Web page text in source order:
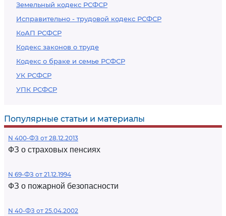
Земельный кодекс РСФСР
Исправительно - трудовой кодекс РСФСР
КоАП РСФСР
Кодекс законов о труде
Кодекс о браке и семье РСФСР
УК РСФСР
УПК РСФСР
Популярные статьи и материалы
N 400-ФЗ от 28.12.2013
ФЗ о страховых пенсиях
N 69-ФЗ от 21.12.1994
ФЗ о пожарной безопасности
N 40-ФЗ от 25.04.2002